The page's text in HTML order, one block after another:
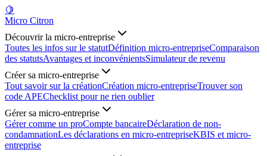
🍋
Micro Citron
Découvrir la micro-entreprise
Toutes les infos sur le statutDéfinition micro-entrepriseComparaison
des statutsAvantages et inconvénientsSimulateur de revenu
Créer sa micro-entreprise
Tout savoir sur la créationCréation micro-entrepriseTrouver son
code APEChecklist pour ne rien oublier
Gérer sa micro-entreprise
Gérer comme un proCompte bancaireDéclaration de non-
condamnationLes déclarations en micro-entrepriseKBIS et micro-
entreprise